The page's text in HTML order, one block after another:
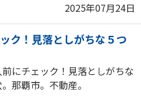
2025年07月24日
ク！見落としがちな５つ
にチェック！見落としがちな
那覇市。不動産。